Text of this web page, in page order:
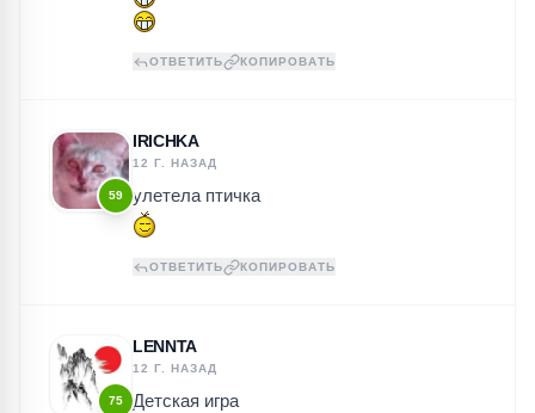
ОТВЕТИТЬ КОПИРОВАТЬ
59
IRICHKA
12 Г. НАЗАД
улетела птичка
ОТВЕТИТЬ КОПИРОВАТЬ
75
LENNTA
12 Г. НАЗАД
Детская игра